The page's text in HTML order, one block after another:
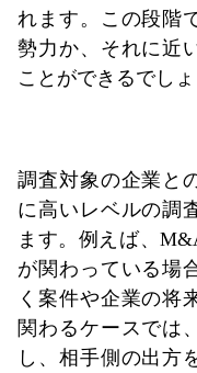
れます。この段階
勢力か、それに近
ことができるでしょ
調査対象の企業と
に高いレベルの調
ます。例えば、
が関わっている場
く案件や企業の将
関わるケースでは
し、相手側の出方